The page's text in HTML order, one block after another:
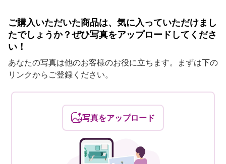
ご購入いただいた商品は、気に入っていただけまし
たでしょうか？ぜひ写真をアップロードしてくださ
い！
あなたの写真は他のお客様のお役に立ちます。まずは下の
リンクからご登録ください。
写真をアップロード